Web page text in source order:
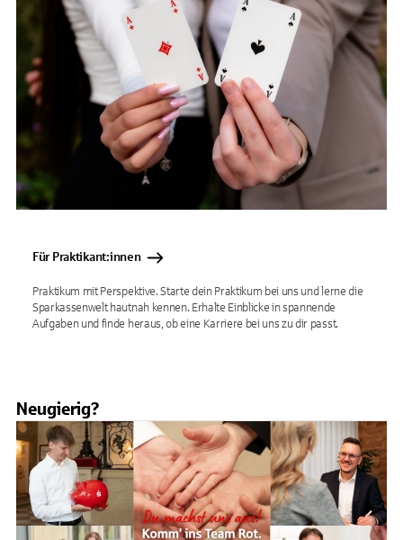
Für Praktikant:innen
Praktikum mit Perspektive. Starte dein Praktikum bei uns und lerne die
Sparkassenwelt hautnah kennen. Erhalte Einblicke in spannende
Aufgaben und finde heraus, ob eine Karriere bei uns zu dir passt.
Neugierig?